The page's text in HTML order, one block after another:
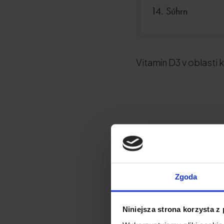
Zgoda
Niniejsza strona korzysta z
Súhrn
Vitamín D3 v oblasti
Pozrite si tiež: